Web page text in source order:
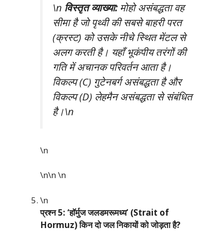
\n विस्तृत व्याख्या:मोहो असंबद्धता वह
सीमा है जो पृथ्वी की सबसे बाहरी परत
(क्रस्ट) को उसके नीचे स्थित मेंटल से
अलग करती है। यहाँ भूकंपीय तरंगों की
गति में अचानक परिवर्तन आता है।
विकल्प (C) गुटेनबर्ग असंबद्धता है और
विकल्प (D) लेहमैन असंबद्धता से संबंधित
है।\n
\n
\n\n\n
\n
प्रश्न 5: ‘हॉर्मुज जलडमरूमध्य’ (Strait of
Hormuz) किन दो जल निकायों को जोड़ता है?